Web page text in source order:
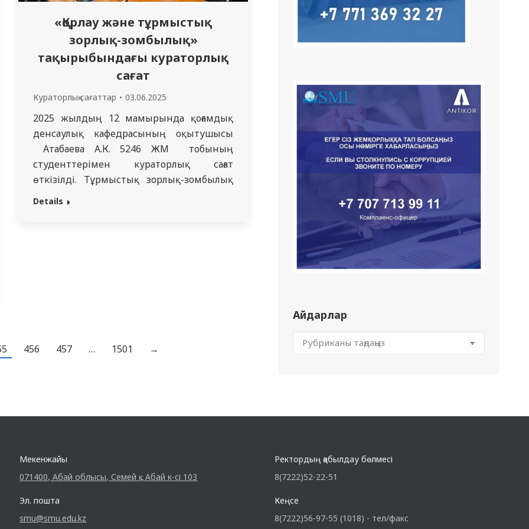
«Қорлау және тұрмыстық
зорлық-зомбылық»
тақырыбындағы кураторлық
сағат
Кураторлық сағаттар 03.06.2025
2025 жылдың 12 мамырында қоғамдық
денсаулық кафедрасының оқытушысы
Атабаева А.К. 5246 ЖМ тобының
студенттерімен кураторлық сағат
өткізілді. Тұрмыстық зорлық-зомбылық
мәселесі бүгінде жеткілікті түрде кең
Details
456 457 … 1501 →
Айдарлар
Мекенжайы
071400, Абай облысы, Семей қ., Абай к-сі 103
Эл. пошта
smu@smu.edu.kz
Ректордың қабылдау бөлмесі
8(7222)52-22-51
Кеңсе
8(7222)56-97-55 (1018) - тел/факс